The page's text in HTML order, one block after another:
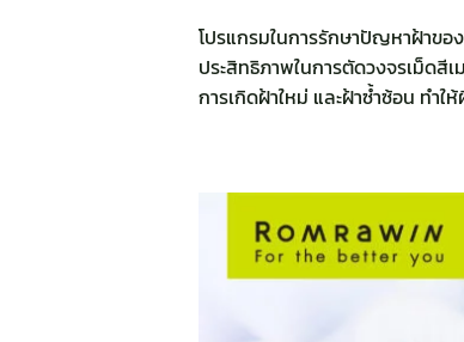
โปรแกรมในการรักษาปัญหาฝ้าขอ
ประสิทธิภาพในการตัดวงจรเม็ดสี
การเกิดฝ้าใหม่ และฝ้าซ้ำซ้อน ทำใ